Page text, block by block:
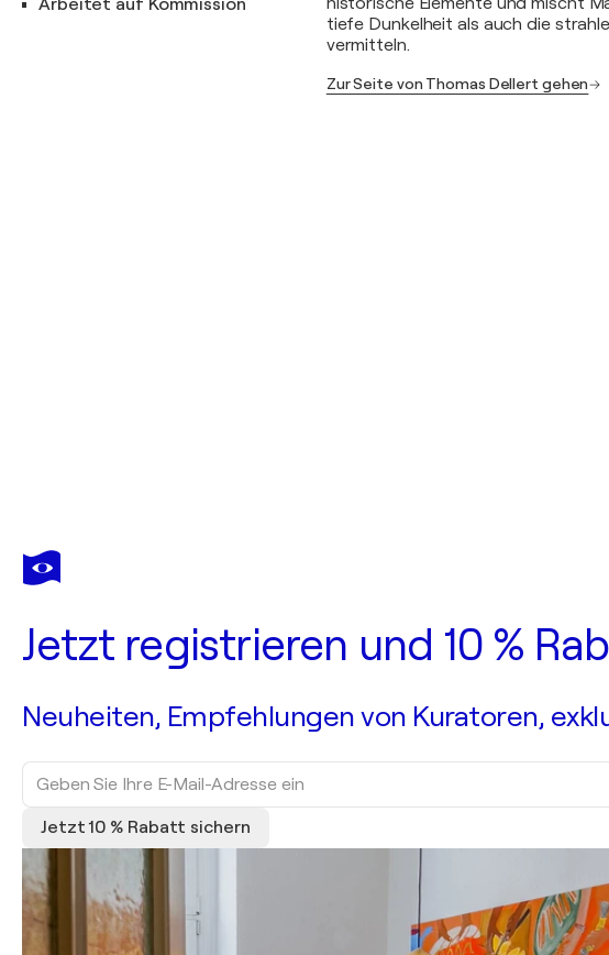
Arbeitet auf Kommission
tiefe Dunkelheit als auch die
vermitteln.
Zur Seite von Thomas Dellert gehen
Jetzt registrieren und 10 %
Neuheiten, Empfehlungen von Kuratoren,
Jetzt 10 % Rabatt sichern